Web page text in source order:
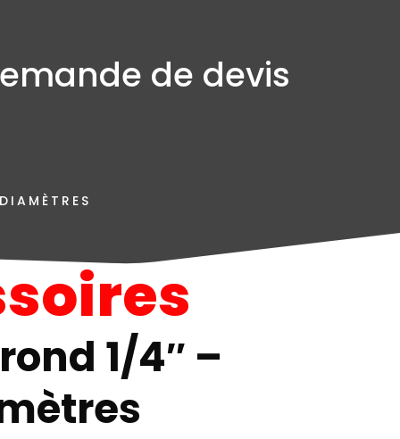
de devis
1/4″ –